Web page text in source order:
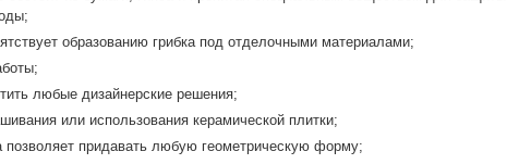
образованию грибка под отделочными материалами;
любые дизайнерские решения;
или использования керамической плитки;
позволяет придавать любую геометрическую форму;